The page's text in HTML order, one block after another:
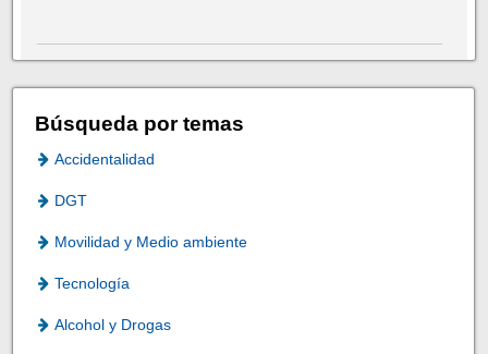
Búsqueda por temas
Accidentalidad
DGT
Movilidad y Medio ambiente
Tecnología
Alcohol y Drogas